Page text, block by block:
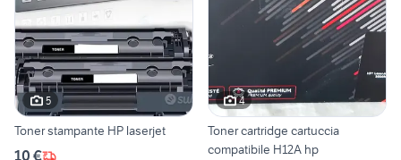
5
Toner stampante HP laserjet
10 €
4
Toner cartridge cartuccia
compatibile H12A hp